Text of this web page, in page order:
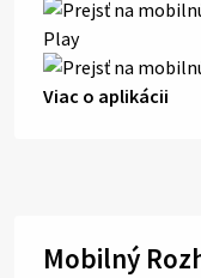
Viac o aplikácii
Mobilný